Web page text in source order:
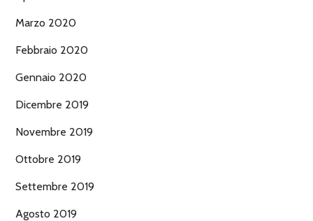
Marzo 2020
Febbraio 2020
Gennaio 2020
Dicembre 2019
Novembre 2019
Ottobre 2019
Settembre 2019
Agosto 2019